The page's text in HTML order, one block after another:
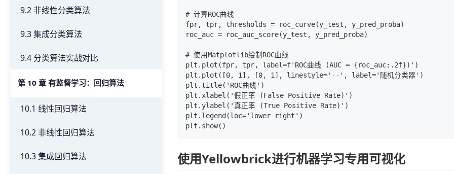
9.2 非线性分类算法
9.3 集成分类算法
9.4 分类算法实战对比
第 10 章 有监督学习：回归算法
10.1 线性回归算法
10.2 非线性回归算法
10.3 集成回归算法
# 计算ROC曲线
fpr, tpr, thresholds = roc_curve(y_test, y_pred_proba)
roc_auc = roc_auc_score(y_test, y_pred_proba)
# 使用Matplotlib绘制ROC曲线
plt.plot(fpr, tpr, label=f'ROC曲线 (AUC = {roc_auc:.2f})')
plt.plot([0, 1], [0, 1], linestyle='--', label='随机分类器')
plt.title('ROC曲线')
plt.xlabel('假正率 (False Positive Rate)')
plt.ylabel('真正率 (True Positive Rate)')
plt.legend(loc='lower right')
使用Yellowbrick进行机器学习专用可视化